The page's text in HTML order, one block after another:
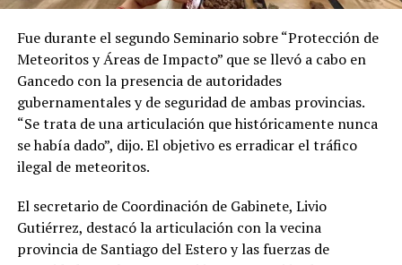
Fue durante el segundo Seminario sobre “Protección de
Meteoritos y Áreas de Impacto” que se llevó a cabo en
Gancedo con la presencia de autoridades
gubernamentales y de seguridad de ambas provincias.
“Se trata de una articulación que históricamente nunca
se había dado”, dijo. El objetivo es erradicar el tráfico
ilegal de meteoritos.
El secretario de Coordinación de Gabinete, Livio
Gutiérrez, destacó la articulación con la vecina
provincia de Santiago del Estero y las fuerzas de